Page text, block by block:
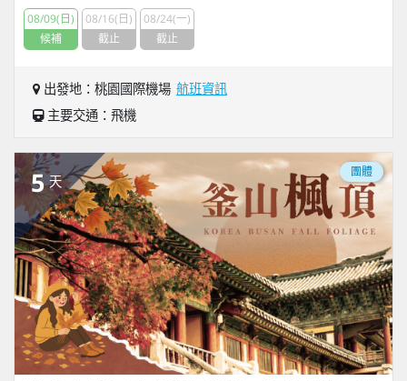
08/09(日)
候補
08/16(日)
截止
08/24(一)
截止
出發地：桃園國際機場 航班資訊
主要交通：飛機
5 天
團體